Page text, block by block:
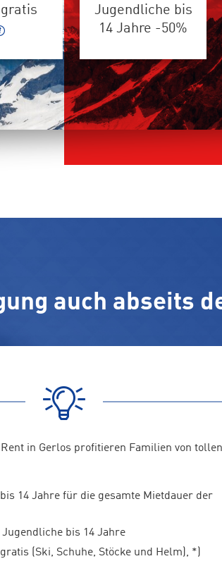
Jugendliche bis
14 Jahre -50%
auch abseits
Rent in Gerlos profitieren Familien von
14 Jahre für die gesamte Mietdauer der
bis 14 Jahre
(Ski, Schuhe, Stöcke und Helm), *)